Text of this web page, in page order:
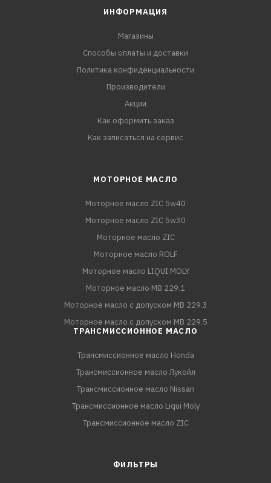
ИНФОРМАЦИЯ
Магазины
Способы оплаты и доставки
Политика конфиденциальности
Производители
Акции
Как оформить заказ
Как записаться на сервис
МОТОРНОЕ МАСЛО
Моторное масло ZIC 5w40
Моторное масло ZIC 5w30
Моторное масло ZIC
Моторное масло ROLF
Моторное масло LIQUI MOLY
Моторное масло MB 229.1
Моторное масло с допуском MB 229.3
Моторное масло с допуском MB 229.5
ТРАНСМИССИОННОЕ МАСЛО
Трансмиссионное масло Honda
Трансмиссионное масло Лукойл
Трансмиссионное масло Nissan
Трансмиссионное масло Liqui Moly
Трансмиссионное масло ZIC
ФИЛЬТРЫ